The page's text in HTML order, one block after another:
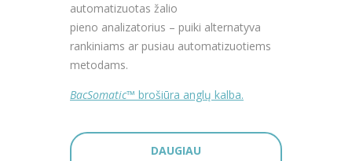
automatizuotas žalio
pieno analizatorius – puiki alternatyva
rankiniams ar pusiau automatizuotiems
metodams.
BacSomatic™ brošiūra anglų kalba.
DAUGIAU